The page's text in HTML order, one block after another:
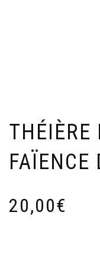
THÉIÈRE
FAÏENCE
20,00€